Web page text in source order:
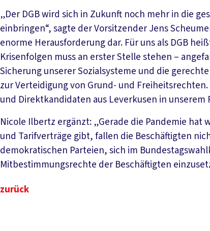
„Der DGB wird sich in Zukunft noch mehr in die
einbringen“, sagte der Vorsitzender Jens
enorme Herausforderung dar. Für uns als DGB
Krisenfolgen muss an erster Stelle stehen –
Sicherung unserer Sozialsysteme und die
zur Verteidigung von Grund- und
und Direktkandidaten aus Leverkusen in
Nicole Ilbertz ergänzt: „Gerade die Pandemie
und Tarifverträge gibt, fallen die Beschäftigten
demokratischen Parteien, sich im
Mitbestimmungsrechte der Beschäftigten
zurück